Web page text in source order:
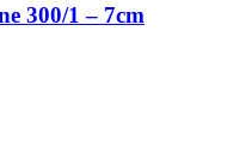
300/1 – 7cm